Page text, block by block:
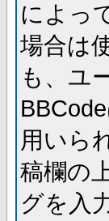
によっ
場合は
も、ユ
用いら
稿欄の
グを入